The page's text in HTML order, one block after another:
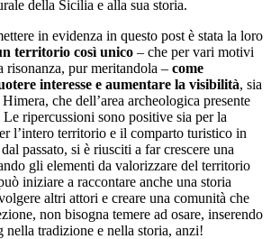
della Sicilia e alla sua storia.
in evidenza in questo post è stata la loro
territorio così unico – che per vari motivi
risonanza, pur meritandola – come
interesse e aumentare la visibilità, sia
che dell’area archeologica presente
ripercussioni sono positive sia per la
l’intero territorio e il comparto turistico in
passato, si è riusciti a far crescere una
gli elementi da valorizzare del territorio
iniziare a raccontare anche una storia
altri attori e creare una comunità che
non bisogna temere ad osare, inserendo
nella tradizione e nella storia, anzi!